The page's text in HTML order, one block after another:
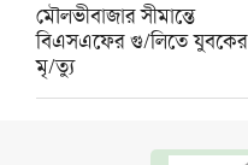
মৌলভীবাজার সীমান্তে
বিএসএফের গু/লিতে যুবকের
‍মৃ/ত্যু